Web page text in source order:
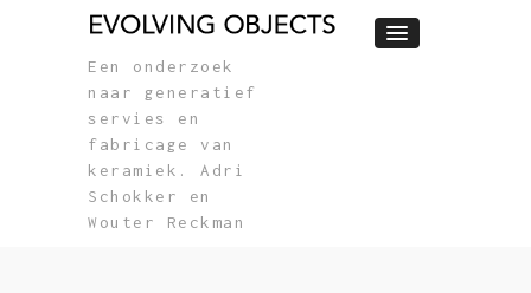
Een onderzoek
naar generatief
servies en
fabricage van
keramiek. Adri
Schokker en
Wouter Reckman